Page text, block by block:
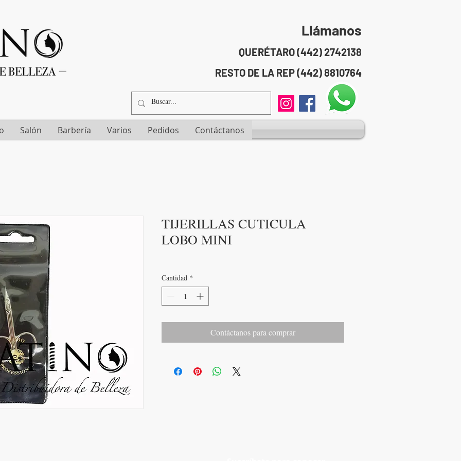
Llámanos
QUERÉTARO (442) 2742138
RESTO DE LA REP (442) 8810764
Salón Barbería Varios Pedidos Contáctanos
TIJERILLAS CUTICULA
LOBO MINI
Cantidad *
Contáctanos para comprar